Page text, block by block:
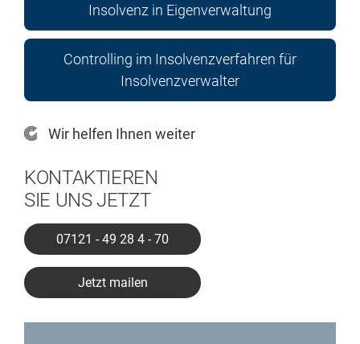
Insolvenz in Eigenverwaltung
Controlling im Insolvenzverfahren für
Insolvenzverwalter
Wir helfen Ihnen weiter
KONTAKTIEREN
SIE UNS JETZT
07121 - 49 28 4 - 70
Jetzt mailen